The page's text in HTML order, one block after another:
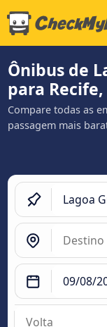
Ônibus de
para Recife,
Compare todas as
passagem mais